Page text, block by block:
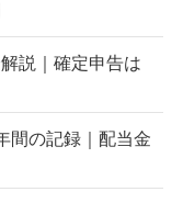
説｜確定申告は
間の記録｜配当金